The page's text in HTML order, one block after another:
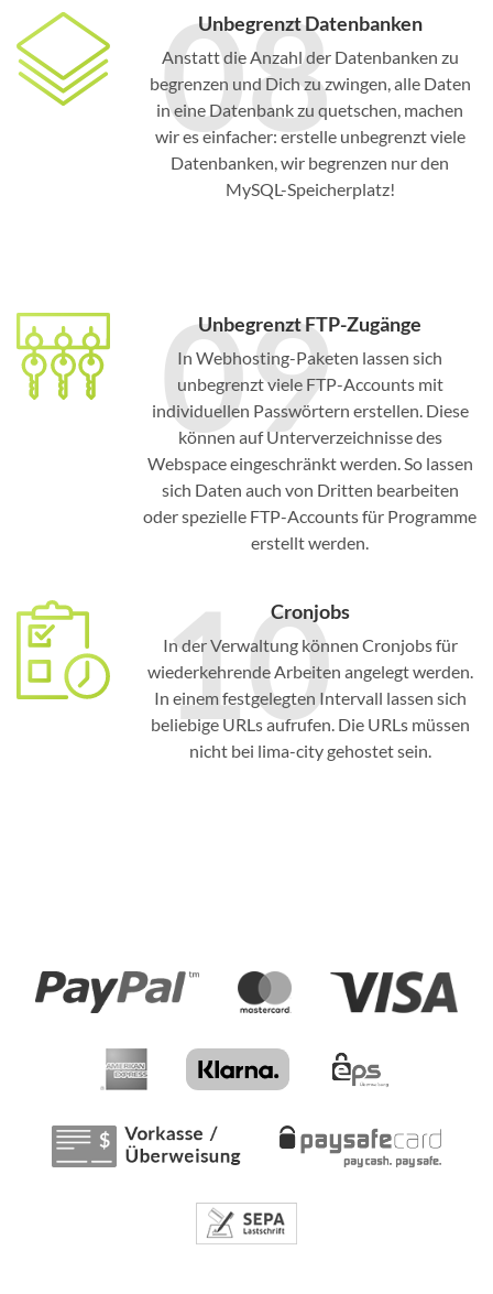
08
Unbegrenzt Datenbanken
Anstatt die Anzahl der Datenbanken zu
begrenzen und Dich zu zwingen, alle Daten
in eine Datenbank zu quetschen, machen
wir es einfacher: erstelle unbegrenzt viele
Datenbanken, wir begrenzen nur den
MySQL-Speicherplatz!
09
Unbegrenzt FTP-Zugänge
In Webhosting-Paketen lassen sich
unbegrenzt viele FTP-Accounts mit
individuellen Passwörtern erstellen. Diese
können auf Unterverzeichnisse des
Webspace eingeschränkt werden. So lassen
sich Daten auch von Dritten bearbeiten
oder spezielle FTP-Accounts für Programme
erstellt werden.
10
Cronjobs
In der Verwaltung können Cronjobs für
wiederkehrende Arbeiten angelegt werden.
In einem festgelegten Intervall lassen sich
beliebige URLs aufrufen. Die URLs müssen
nicht bei lima-city gehostet sein.